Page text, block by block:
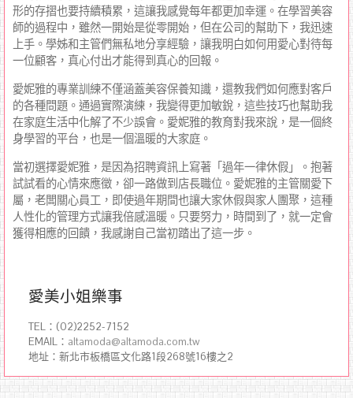
形的存摺也要持續積累，這讓我感覺每年都更加幸運。在學習美容
師的過程中，雖然一開始是從零開始，但在公司的幫助下，我迅速
上手。學姊和主管們無私地分享經驗，讓我明白如何用愛心對待每
一位顧客，真心付出才能得到真心的回報。
愛妮雅的專業訓練不僅涵蓋美容保養知識，還教我們如何應對客戶
的各種問題。通過實際演練，我變得更加敏銳，這些技巧也幫助我
在家庭生活中化解了不少誤會。愛妮雅的教育對我來說，是一個終
身學習的平台，也是一個溫暖的大家庭。
當初選擇愛妮雅，是因為招聘資訊上寫著「過年一律休假」。抱著
試試看的心情來應徵，卻一路做到店長職位。愛妮雅的主管關愛下
屬，老闆關心員工，即使過年期間也讓大家休假與家人團聚，這種
人性化的管理方式讓我倍感溫暖。只要努力，時間到了，就一定會
獲得相應的回饋，我感謝自己當初踏出了這一步。
愛美小姐樂事
TEL：(02)2252-7152
EMAIL： altamoda@altamoda.com.tw
地址：新北市板橋區文化路1段268號16樓之2